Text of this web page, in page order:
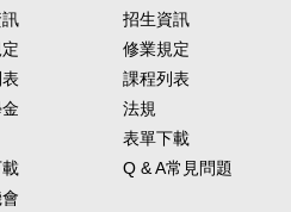
招生資訊
修業規定
課程列表
法規
表單下載
Q & A常見問題